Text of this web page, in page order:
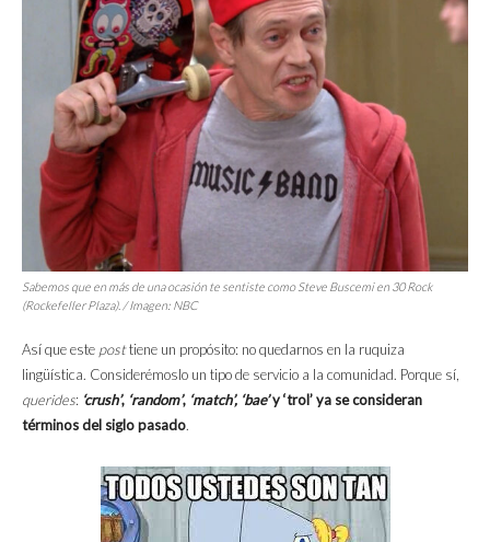
Sabemos que en más de una ocasión te sentiste como Steve Buscemi en 30 Rock
(Rockefeller Plaza). / Imagen: NBC
Así que este posttiene un propósito: no quedarnos en la ruquiza
lingüística. Considerémoslo un tipo de servicio a la comunidad. Porque sí,
querides: ‘crush’, ‘random’, ‘match’, ‘bae’y ‘trol’ ya se consideran
términos del siglo pasado.